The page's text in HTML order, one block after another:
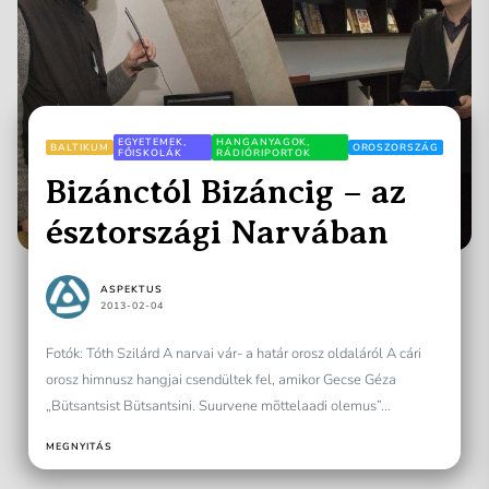
BALTIKUM
EGYETEMEK,
FŐISKOLÁK
HANGANYAGOK,
RÁDIÓRIPORTOK
OROSZORSZÁG
Bizánctól Bizáncig – az
észtországi Narvában
ASPEKTUS
2013-02-04
Fotók: Tóth Szilárd A narvai vár- a határ orosz oldaláról A cári
orosz himnusz hangjai csendültek fel, amikor Gecse Géza
„Bütsantsist Bütsantsini. Suurvene mõttelaadi olemus”...
MEGNYITÁS